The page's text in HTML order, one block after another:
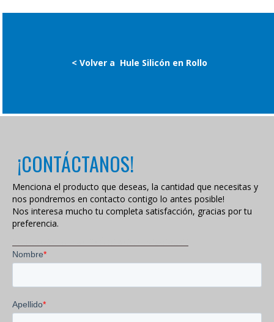
< Volver a Hule Silicón en Rollo
¡CONTÁCTANOS!
Menciona el producto que deseas, la cantidad que necesitas y
nos pondremos en contacto contigo lo antes posible!
Nos interesa mucho tu completa satisfacción, gracias por tu
preferencia.